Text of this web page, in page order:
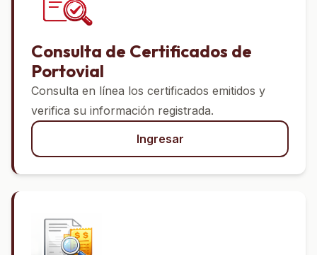
Consulta de Certificados de
Portovial
Consulta en línea los certificados emitidos y
verifica su información registrada.
Ingresar